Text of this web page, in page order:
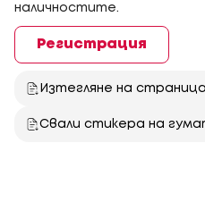
наличностите.
Регистрация
Изтегляне на
Свали стикера на